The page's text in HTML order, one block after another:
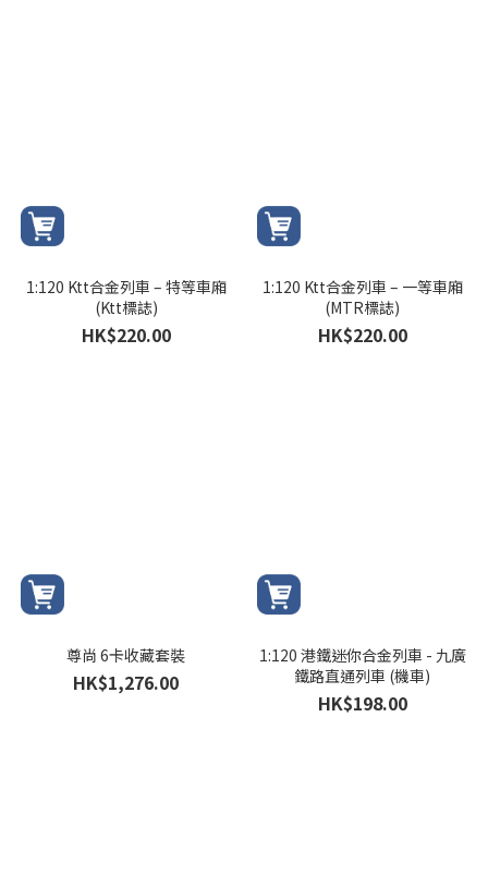
1:120 Ktt合金列車 – 特等車廂
(Ktt標誌)
HK$220.00
1:120 Ktt合金列車 – 一等車廂
(MTR標誌)
HK$220.00
尊尚 6卡收藏套裝
HK$1,276.00
1:120 港鐵迷你合金列車 - 九廣
鐵路直通列車 (機車)
HK$198.00